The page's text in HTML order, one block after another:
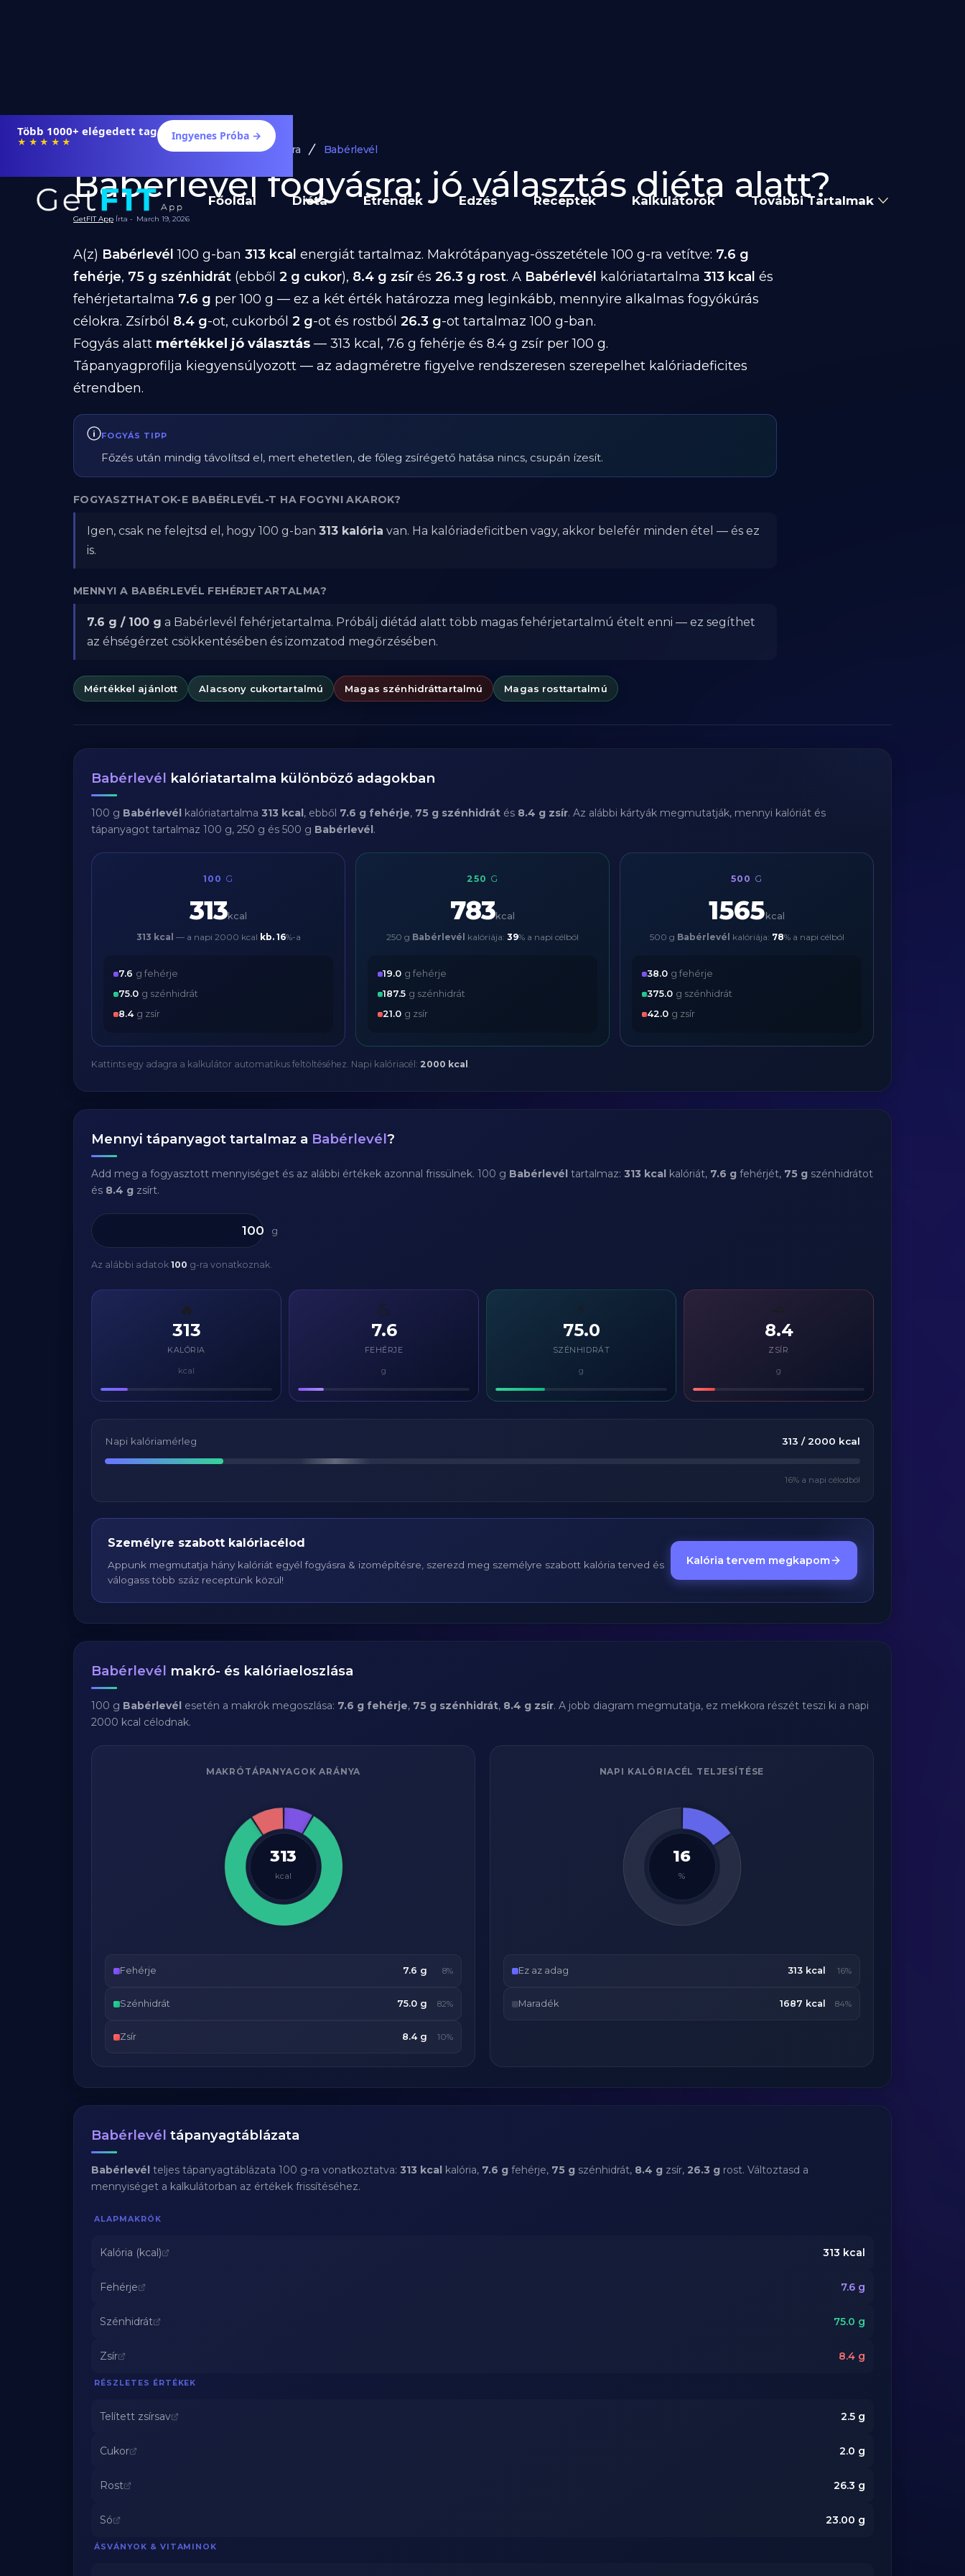
Több 1000+ elégedett tag
★★★★★ Ingyenes Próba →
Főoldal Diéta Étrendek Edzés Receptek Kalkulátorok További Tartalmak
Diéta és Étrend Ételek Fogyásra Babérlevél
Babérlevél fogyásra: jó választás diéta alatt?
GetFIT App Írta - March 19, 2026
A(z) Babérlevél 100 g-ban 313 kcal energiát tartalmaz. Makrótápanyag-összetétele 100 g-ra vetítve: 7.6 g
fehérje, 75 g szénhidrát (ebből 2 g cukor), 8.4 g zsír és 26.3 g rost. A Babérlevél kalóriatartalma 313 kcal és
fehérjetartalma 7.6 g per 100 g — ez a két érték határozza meg leginkább, mennyire alkalmas fogyókúrás
célokra. Zsírból 8.4 g-ot, cukorból 2 g-ot és rostból 26.3 g-ot tartalmaz 100 g-ban.
Fogyás alatt mértékkel jó választás — 313 kcal, 7.6 g fehérje és 8.4 g zsír per 100 g.
Tápanyagprofilja kiegyensúlyozott — az adagméretre figyelve rendszeresen szerepelhet kalóriadeficites
étrendben.
FOGYÁS TIPP
Főzés után mindig távolítsd el, mert ehetetlen, de főleg zsírégető hatása nincs, csupán ízesít.
FOGYASZTHATOK-E BABÉRLEVÉL-T HA FOGYNI AKAROK?
Igen, csak ne felejtsd el, hogy 100 g-ban 313 kalória van. Ha kalóriadeficitben vagy, akkor belefér minden étel — és ez
is.
MENNYI A BABÉRLEVÉL FEHÉRJETARTALMA?
7.6 g / 100 g a Babérlevél fehérjetartalma. Próbálj diétád alatt több magas fehérjetartalmú ételt enni — ez segíthet
az éhségérzet csökkentésében és izomzatod megőrzésében.
Mértékkel ajánlott Alacsony cukortartalmú Magas szénhidráttartalmú Magas rosttartalmú
Babérlevél kalóriatartalma különböző adagokban
100 g Babérlevél kalóriatartalma 313 kcal, ebből 7.6 g fehérje, 75 g szénhidrát és 8.4 g zsír. Az alábbi kártyák megmutatják, mennyi kalóriát és
tápanyagot tartalmaz 100 g, 250 g és 500 g Babérlevél.
100 G
313kcal
313 kcal — a napi 2000 kcal kb. 16%-a
7.6 g fehérje
75.0 g szénhidrát
8.4 g zsír
250 G
783kcal
250 g Babérlevél kalóriája: 39% a napi célból
19.0 g fehérje
187.5 g szénhidrát
21.0 g zsír
500 G
1565 kcal
500 g Babérlevél kalóriája: 78% a napi célból
38.0 g fehérje
375.0 g szénhidrát
42.0 g zsír
Kattints egy adagra a kalkulátor automatikus feltöltéséhez. Napi kalóriacél: 2000 kcal .
Mennyi tápanyagot tartalmaz a Babérlevél?
Add meg a fogyasztott mennyiséget és az alábbi értékek azonnal frissülnek. 100 g Babérlevél tartalmaz: 313 kcal kalóriát, 7.6 g fehérjét, 75 g szénhidrátot
és 8.4 g zsírt.
g
Az alábbi adatok 100 g-ra vonatkoznak.
🔥
313
KALÓRIA
kcal
💪
7.6
FEHÉRJE
g
⚡
75.0
SZÉNHIDRÁT
g
8.4
ZSÍR
g
Napi kalóriamérleg 313 / 2000 kcal
16% a napi célodból
Személyre szabott kalóriacélod
Appunk megmutatja hány kalóriát egyél fogyásra & izomépítésre, szerezd meg személyre szabott kalória terved és
válogass több száz receptünk közül!
Kalória tervem megkapom
Babérlevél makró- és kalóriaeloszlása
100 g Babérlevél esetén a makrók megoszlása: 7.6 g fehérje, 75 g szénhidrát, 8.4 g zsír. A jobb diagram megmutatja, ez mekkora részét teszi ki a napi
2000 kcal célodnak.
MAKRÓTÁPANYAGOK ARÁNYA
313
kcal
Fehérje 7.6 g 8%
Szénhidrát 75.0 g 82%
Zsír 8.4 g 10%
NAPI KALÓRIACÉL TELJESÍTÉSE
16
%
Ez az adag 313 kcal 16%
Maradék 1687 kcal 84%
Babérlevél tápanyagtáblázata
Babérlevél teljes tápanyagtáblázata 100 g-ra vonatkoztatva: 313 kcal kalória, 7.6 g fehérje, 75 g szénhidrát, 8.4 g zsír, 26.3 g rost. Változtasd a
mennyiséget a kalkulátorban az értékek frissítéséhez.
ALAPMAKRÓK
Kalória (kcal) 313 kcal
Fehérje 7.6 g
Szénhidrát 75.0 g
Zsír 8.4 g
RÉSZLETES ÉRTÉKEK
Telített zsírsav 2.5 g
Cukor 2.0 g
Rost 26.3 g
Só 23.00 g
ÁSVÁNYOK & VITAMINOK